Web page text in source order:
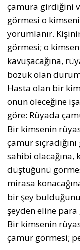
çamura girdiğini
görmesi o
yorumlanır.
görmesi; o
kavuşacağına,
bozuk olan
Hasta olan bir
onun öleceğine
göre: Rüyada
Bir kimsenin
çamur
sahibi olacağına,
düştüğünü
mirasa
bir şey
şeyden eline
Bir kimsenin
çamur görmesi;